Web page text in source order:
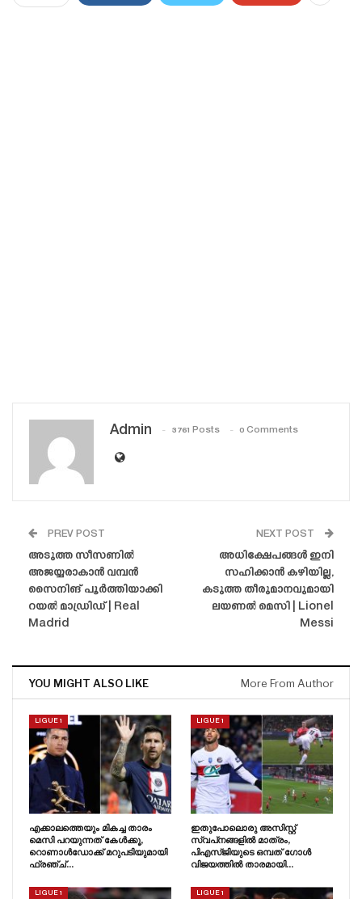
Admin 3761 Posts 0 Comments
PREV POST
അടുത്ത സീസണിൽ
അജയ്യരാകാൻ വമ്പൻ
സൈനിങ്‌ പൂർത്തിയാക്കി
റയൽ മാഡ്രിഡ് | Real
Madrid
NEXT POST
അധിക്ഷേപങ്ങൾ ഇനി
സഹിക്കാൻ കഴിയില്ല,
കടുത്ത തീരുമാനവുമായി
ലയണൽ മെസി | Lionel
Messi
YOU MIGHT ALSO LIKE More From Author
LIGUE 1
എക്കാലത്തെയും മികച്ച താരം
മെസി പറയുന്നത് കേൾക്കൂ,
റൊണാൾഡോക്ക് മറുപടിയുമായി
ഫ്രഞ്ച്…
LIGUE 1
ഇതുപോലൊരു അസിസ്റ്റ്
സ്വപ്‌നങ്ങളിൽ മാത്രം,
പിഎസ്‌ജിയുടെ ഒമ്പത് ഗോൾ
വിജയത്തിൽ താരമായി…
LIGUE 1 LIGUE 1